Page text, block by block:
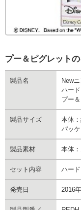
プー＆ピグレット
製品名
New
ハー
プー
製品サイズ
本体
パッ
製品素材 本体
セット内容 ハー
発売日 2016